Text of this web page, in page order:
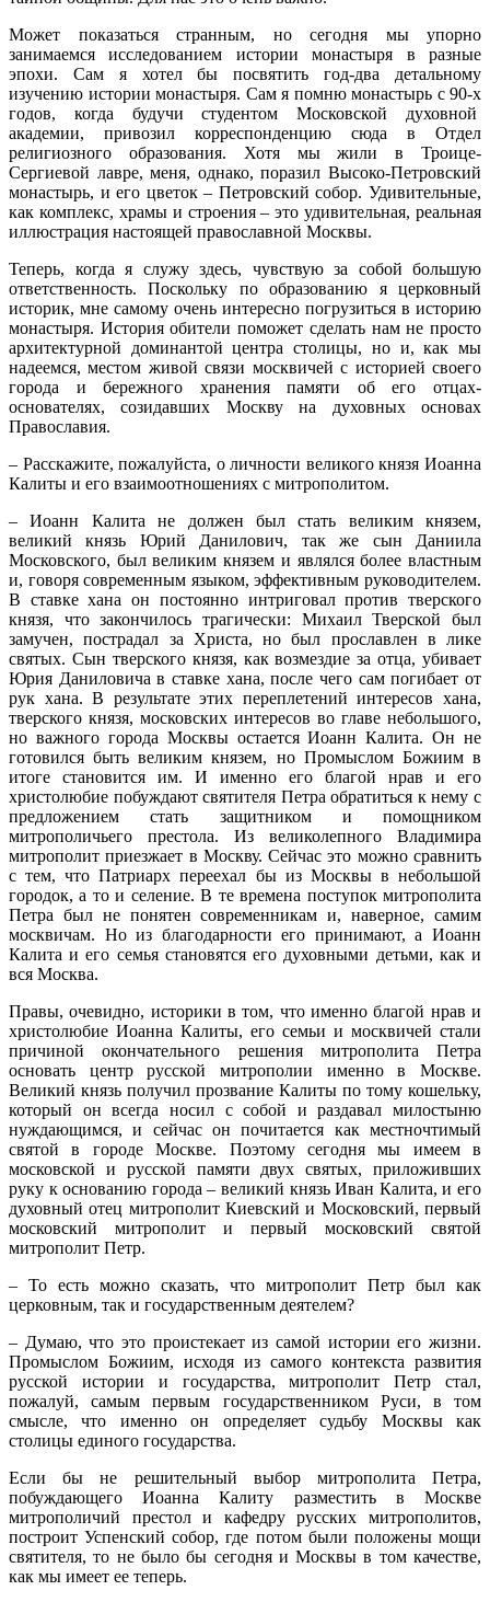
Может показаться странным, но сегодня мы упорно
занимаемся исследованием истории монастыря в разные
эпохи. Сам я хотел бы посвятить год-два детальному
изучению истории монастыря. Сам я помню монастырь с 90-х
годов, когда будучи студентом Московской духовной
академии, привозил корреспонденцию сюда в Отдел
религиозного образования. Хотя мы жили в Троице-
Сергиевой лавре, меня, однако, поразил Высоко-Петровский
монастырь, и его цветок – Петровский собор. Удивительные,
как комплекс, храмы и строения – это удивительная, реальная
иллюстрация настоящей православной Москвы.
Теперь, когда я служу здесь, чувствую за собой большую
ответственность. Поскольку по образованию я церковный
историк, мне самому очень интересно погрузиться в историю
монастыря. История обители поможет сделать нам не просто
архитектурной доминантой центра столицы, но и, как мы
надеемся, местом живой связи москвичей с историей своего
города и бережного хранения памяти об его отцах-
основателях, созидавших Москву на духовных основах
Православия.
– Расскажите, пожалуйста, о личности великого князя Иоанна
Калиты и его взаимоотношениях с митрополитом.
– Иоанн Калита не должен был стать великим князем,
великий князь Юрий Данилович, так же сын Даниила
Московского, был великим князем и являлся более властным
и, говоря современным языком, эффективным руководителем.
В ставке хана он постоянно интриговал против тверского
князя, что закончилось трагически: Михаил Тверской был
замучен, пострадал за Христа, но был прославлен в лике
святых. Сын тверского князя, как возмездие за отца, убивает
Юрия Даниловича в ставке хана, после чего сам погибает от
рук хана. В результате этих переплетений интересов хана,
тверского князя, московских интересов во главе небольшого,
но важного города Москвы остается Иоанн Калита. Он не
готовился быть великим князем, но Промыслом Божиим в
итоге становится им. И именно его благой нрав и его
христолюбие побуждают святителя Петра обратиться к нему с
предложением стать защитником и помощником
митрополичьего престола. Из великолепного Владимира
митрополит приезжает в Москву. Сейчас это можно сравнить
с тем, что Патриарх переехал бы из Москвы в небольшой
городок, а то и селение. В те времена поступок митрополита
Петра был не понятен современникам и, наверное, самим
москвичам. Но из благодарности его принимают, а Иоанн
Калита и его семья становятся его духовными детьми, как и
вся Москва.
Правы, очевидно, историки в том, что именно благой нрав и
христолюбие Иоанна Калиты, его семьи и москвичей стали
причиной окончательного решения митрополита Петра
основать центр русской митрополии именно в Москве.
Великий князь получил прозвание Калиты по тому кошельку,
который он всегда носил с собой и раздавал милостыню
нуждающимся, и сейчас он почитается как местночтимый
святой в городе Москве. Поэтому сегодня мы имеем в
московской и русской памяти двух святых, приложивших
руку к основанию города – великий князь Иван Калита, и его
духовный отец митрополит Киевский и Московский, первый
московский митрополит и первый московский святой
митрополит Петр.
– То есть можно сказать, что митрополит Петр был как
церковным, так и государственным деятелем?
– Думаю, что это проистекает из самой истории его жизни.
Промыслом Божиим, исходя из самого контекста развития
русской истории и государства, митрополит Петр стал,
пожалуй, самым первым государственником Руси, в том
смысле, что именно он определяет судьбу Москвы как
столицы единого государства.
Если бы не решительный выбор митрополита Петра,
побуждающего Иоанна Калиту разместить в Москве
митрополичий престол и кафедру русских митрополитов,
построит Успенский собор, где потом были положены мощи
святителя, то не было бы сегодня и Москвы в том качестве,
как мы имеет ее теперь.